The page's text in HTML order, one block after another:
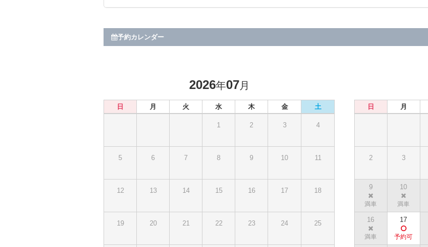
予約カレンダー
2026年07月
日 月 火 水 木 金 土
1 2 3 4
5 6 7 8 9 10 11
12 13 14 15 16 17 18
19 20 21 22 23 24 25
日 月
2 3
9 10
16 17